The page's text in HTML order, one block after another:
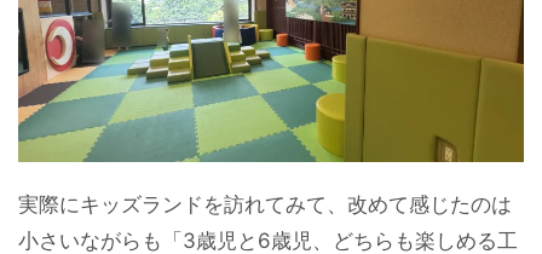
実際にキッズランドを訪れてみて、改めて感じたのは
小さいながらも「3歳児と6歳児、どちらも楽しめる工